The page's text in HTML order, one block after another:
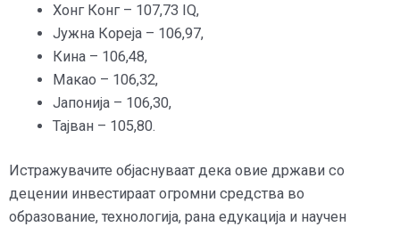
Хонг Конг – 107,73 IQ,
Јужна Кореја – 106,97,
Кина – 106,48,
Макао – 106,32,
Јапонија – 106,30,
Тајван – 105,80.
Истражувачите објаснуваат дека овие држави со
децении инвестираат огромни средства во
образование, технологија, рана едукација и научен